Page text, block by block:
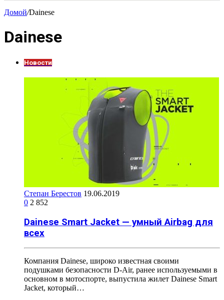
Домой/Dainese
Dainese
Новости
Степан Берестов 19.06.2019
0 2 852
Dainese Smart Jacket — умный Airbag для
всех
Компания Dainese, широко известная своими
подушками безопасности D-Air, ранее используемыми в
основном в мотоспорте, выпустила жилет Dainese Smart
Jacket, который…